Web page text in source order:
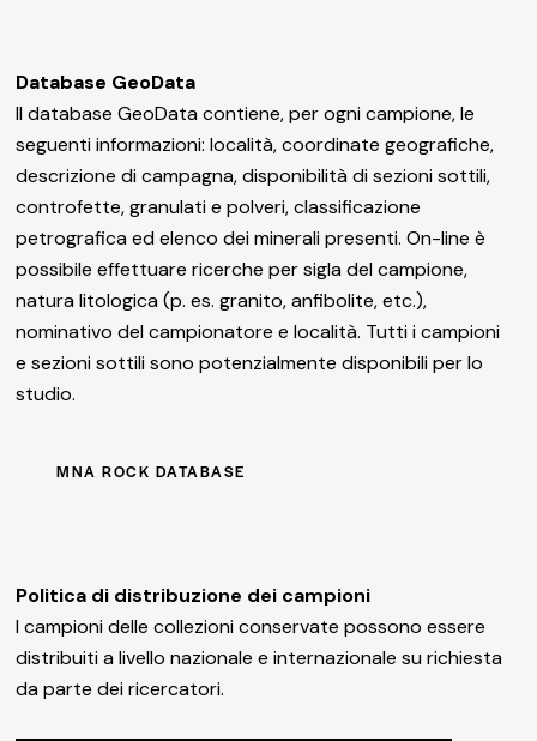
Database GeoData
Il database GeoData contiene, per ogni campione, le
seguenti informazioni: località, coordinate geografiche,
descrizione di campagna, disponibilità di sezioni sottili,
controfette, granulati e polveri, classificazione
petrografica ed elenco dei minerali presenti. On-line è
possibile effettuare ricerche per sigla del campione,
natura litologica (p. es. granito, anfibolite, etc.),
nominativo del campionatore e località. Tutti i campioni
e sezioni sottili sono potenzialmente disponibili per lo
studio.
MNA ROCK DATABASE
Politica di distribuzione dei campioni
I campioni delle collezioni conservate possono essere
distribuiti a livello nazionale e internazionale su richiesta
da parte dei ricercatori.